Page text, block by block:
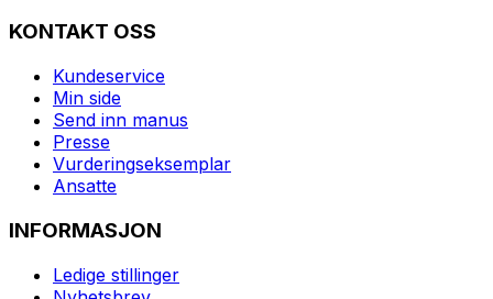
KONTAKT OSS
Kundeservice
Min side
Send inn manus
Presse
Vurderingseksemplar
Ansatte
INFORMASJON
Ledige stillinger